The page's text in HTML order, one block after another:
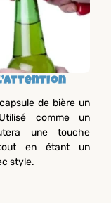
de bière un
comme un
une touche
en étant un
style.